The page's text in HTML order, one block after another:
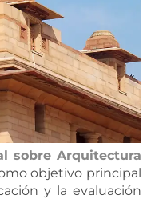
sobre Arquitectura
objetivo principal
y la evaluación